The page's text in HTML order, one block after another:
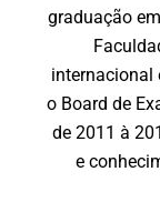
graduação
internacional
o Board de
de 2011 à
e